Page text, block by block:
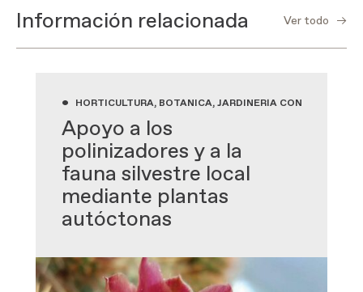
Información relacionada Ver todo
• HORTICULTURA, BOTÁNICA, JARDINERÍA CON PLANTAS
Apoyo a los
polinizadores y a la
fauna silvestre local
mediante plantas
autóctonas